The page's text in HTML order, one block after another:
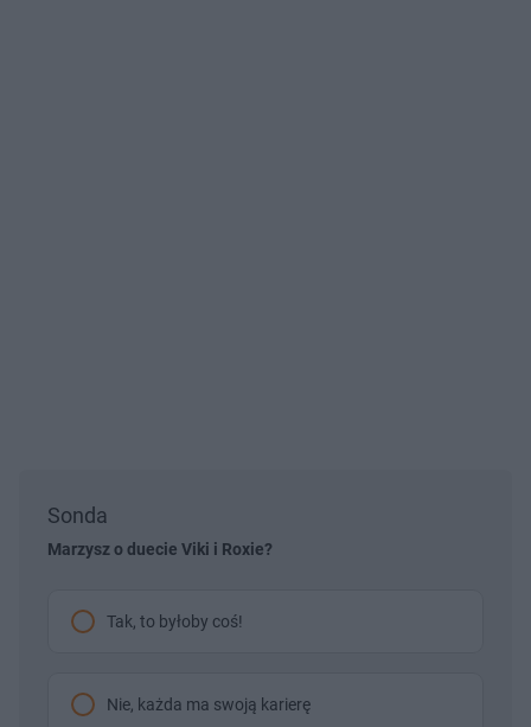
Sonda
Marzysz o duecie Viki i Roxie?
Tak, to byłoby coś!
Nie, każda ma swoją karierę